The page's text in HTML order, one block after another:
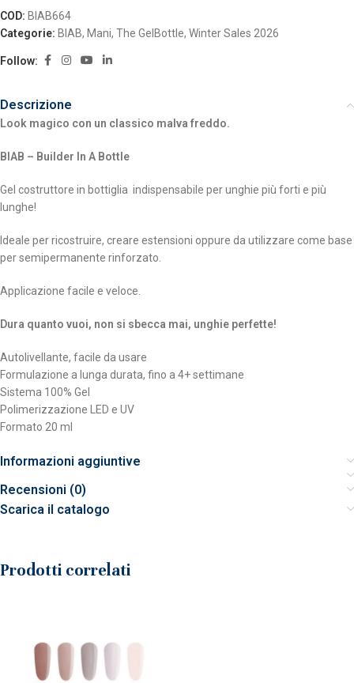
COD: BIAB664
Categorie: BIAB, Mani, The GelBottle, Winter Sales 2026
Follow:
Descrizione
Look magico con un classico malva freddo.
BIAB – Builder In A Bottle
Gel costruttore in bottiglia indispensabile per unghie più forti e più
lunghe!
Ideale per ricostruire, creare estensioni oppure da utilizzare come base
per semipermanente rinforzato.
Applicazione facile e veloce.
Dura quanto vuoi, non si sbecca mai, unghie perfette!
Autolivellante, facile da usare
Formulazione a lunga durata, fino a 4+ settimane
Sistema 100% Gel
Polimerizzazione LED e UV
Formato 20 ml
Informazioni aggiuntive
Recensioni (0)
Scarica il catalogo
Prodotti correlati